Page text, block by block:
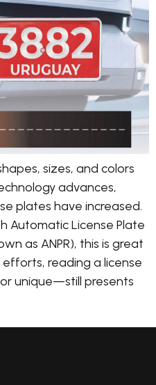
sizes, and colors
advances,
plates have increased.
Automatic License Plate
as ANPR), this is great
reading a license
unique—still presents